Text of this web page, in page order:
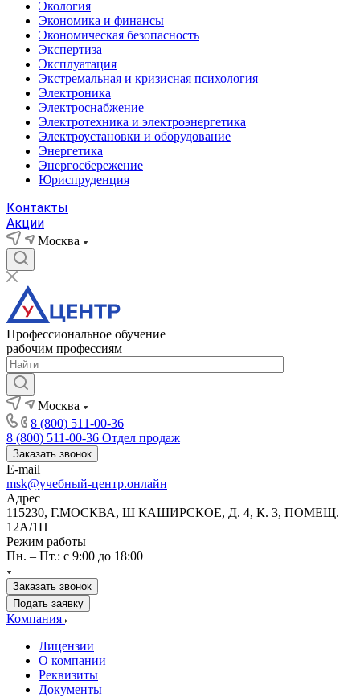
Экология
Экономика и финансы
Экономическая безопасность
Экспертиза
Эксплуатация
Экстремальная и кризисная психология
Электроника
Электроснабжение
Электротехника и электроэнергетика
Электроустановки и оборудование
Энергетика
Энергосбережение
Юриспруденция
Контакты
Акции
Москва
Профессиональное обучение
рабочим профессиям
Москва
8 (800) 511-00-36
8 (800) 511-00-36 Отдел продаж
Заказать звонок
E-mail
msk@учебный-центр.онлайн
Адрес
115230, Г.МОСКВА, Ш КАШИРСКОЕ, Д. 4, К. 3, ПОМЕЩ.
12А/1П
Режим работы
Пн. – Пт.: с 9:00 до 18:00
Заказать звонок
Подать заявку
Компания
Лицензии
О компании
Реквизиты
Документы